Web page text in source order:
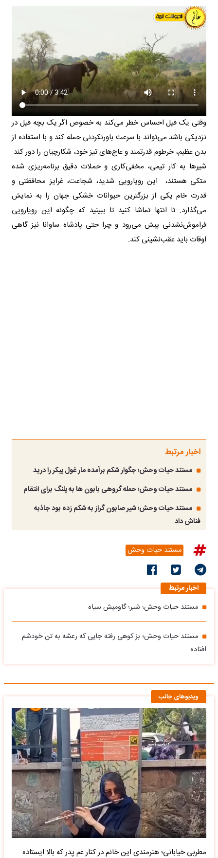
وقتی یک فیل احساس خطر می‌کند به خصوص اگر یک بچه فیل در
نزدیکی باشد می‌تواند با سرعت باورنکردنی حمله کند و با استفاده از
بدن عظیم، خرطوم قدرتمند و عاج‌های تیز خود، شکارچیان را دور کند.
شیرها به کار تیمی، مخفی‌کاری و حملات دقیق برنامه‌ریزی شده
متکی هستند، این رویارویی شدید، شجاعت، غرایز محافظتی و
قدرت خام یکی از بزرگترین حیوانات خشکی جهان را به نمایش
می‌گذارد. تا انتها تماشا کنید تا ببینید که چگونه این رویارویی
فراموش‌نشدنی پیش می‌رود و چرا حتی پادشاه ساوانا نیز گاهی
اوقات باید عقب‌نشینی کند.
اخبار مرتبط
مستند حیات وحش؛ جگوار شکم برآمده مار غول پیکر را درید
مستند حیات وحش؛ حمله گروهی بابون ها به پلنگ برای انتقام
مستند حیات وحش؛ شیر صابون گراز به شکم زده بود جاذبه
فناش داد
مستند حیات وحش
اخبار مرتبط
مستند حیات وحش؛ شیر؛ گاومیش سیاه
مستند حیات وحش؛ بز کوهی رفته جایی که رعشه به تن خودشم
افتاده
ویدیوهای جالب
مطربی خیابانی؛ هنرمندی این خانم در کنار غم پدر که بالا ایستاده